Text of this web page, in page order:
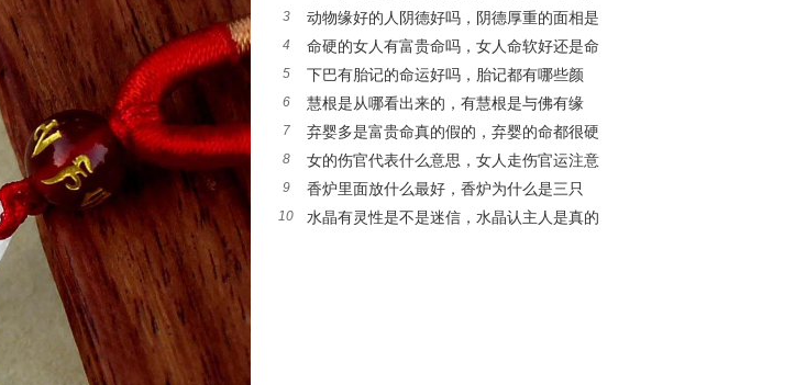
水的人如何化解
3
动物缘好的人阴德好吗，阴德厚重的面相是
怎样的？
4
命硬的女人有富贵命吗，女人命软好还是命
硬好？
5
下巴有胎记的命运好吗，胎记都有哪些颜
色？
6
慧根是从哪看出来的，有慧根是与佛有缘
吗？
7
弃婴多是富贵命真的假的，弃婴的命都很硬
吗？
8
女的伤官代表什么意思，女人走伤官运注意
什么？
9
香炉里面放什么最好，香炉为什么是三只
脚？
10
水晶有灵性是不是迷信，水晶认主人是真的